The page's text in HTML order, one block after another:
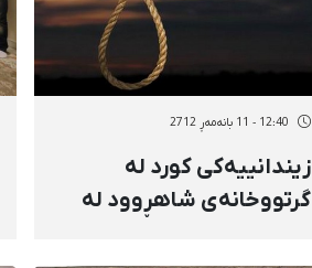
12:40 - 11 بانەمەڕ 2712
زیندانییەكی كورد لە
گرتووخانەی شاهڕوود لە